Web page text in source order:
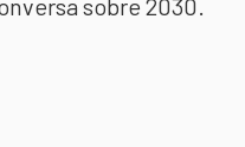
sobre 2030.